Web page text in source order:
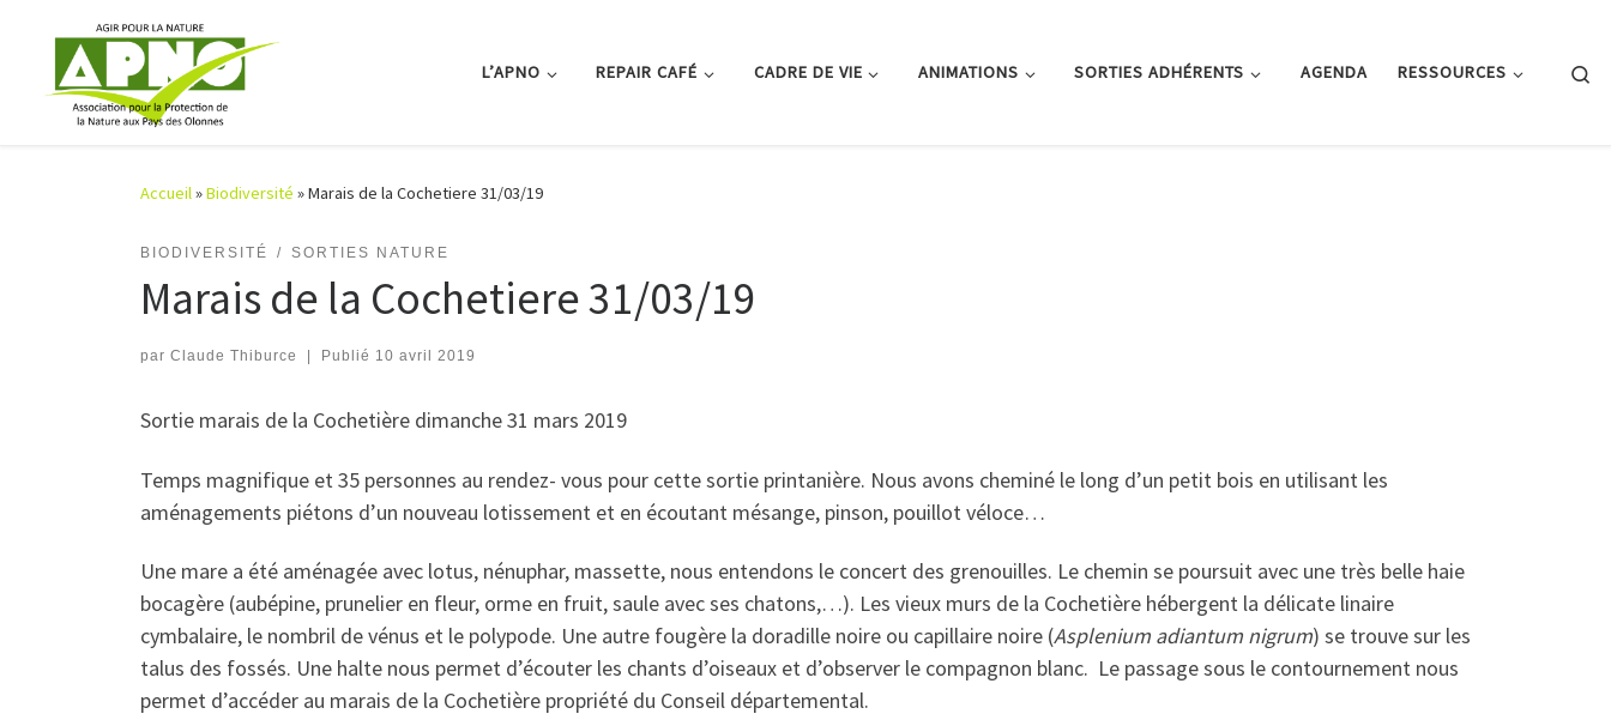
Passer au contenu
L’APNO REPAIR CAFÉ CADRE DE VIE ANIMATIONS SORTIES ADHÉRENTS AGENDA RESSOURCES
Accueil»Biodiversité »Marais de la Cochetiere 31/03/19
BIODIVERSITÉ SORTIES NATURE
Marais de la Cochetiere 31/03/19
par Claude Thiburce Publié 10 avril 2019
Sortie marais de la Cochetière dimanche 31 mars 2019
Temps magnifique et 35 personnes au rendez- vous pour cette sortie printanière. Nous avons cheminé le long d’un petit bois en utilisant les
aménagements piétons d’un nouveau lotissement et en écoutant mésange, pinson, pouillot véloce…
Une mare a été aménagée avec lotus, nénuphar, massette, nous entendons le concert des grenouilles. Le chemin se poursuit avec une très belle haie
bocagère (aubépine, prunelier en fleur, orme en fruit, saule avec ses chatons,…). Les vieux murs de la Cochetière hébergent la délicate linaire
cymbalaire, le nombril de vénus et le polypode. Une autre fougère la doradille noire ou capillaire noire (Asplenium adiantum nigrum) se trouve sur les
talus des fossés. Une halte nous permet d’écouter les chants d’oiseaux et d’observer le compagnon blanc. Le passage sous le contournement nous
permet d’accéder au marais de la Cochetière propriété du Conseil départemental.